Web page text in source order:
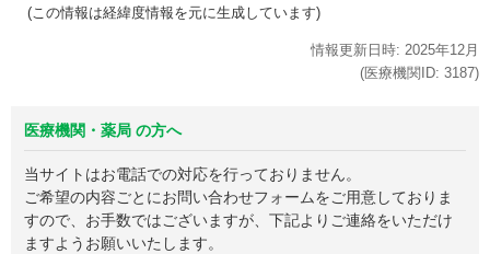
(この情報は経緯度情報を元に生成しています)
情報更新日時: 2025年12月
(医療機関ID: 3187)
医療機関・薬局 の方へ
当サイトはお電話での対応を行っておりません。
ご希望の内容ごとにお問い合わせフォームをご用意しておりま
すので、お手数ではございますが、下記よりご連絡をいただけ
ますようお願いいたします。